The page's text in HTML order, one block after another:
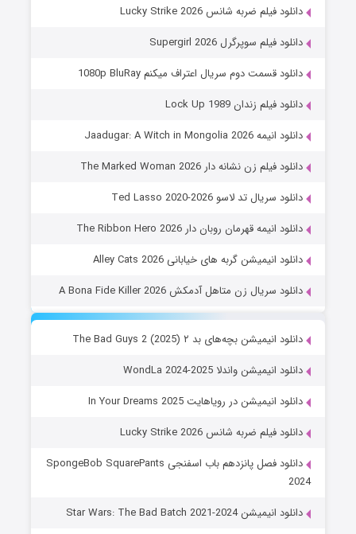
دانلود فیلم ضربه شانس Lucky Strike 2026
دانلود فیلم سوپرگرل Supergirl 2026
دانلود قسمت دوم سریال اعتراف میکنم 1080p BluRay
دانلود فیلم زندان Lock Up 1989
دانلود انیمه Jaadugar: A Witch in Mongolia 2026
دانلود فیلم زن نشانه دار The Marked Woman 2026
دانلود سریال تد لاسو Ted Lasso 2020-2026
دانلود انیمه قهرمان روبان دار The Ribbon Hero 2026
دانلود انیمیشن گربه های خیابانی Alley Cats 2026
دانلود سریال زن متاهل آدمکش A Bona Fide Killer 2026
دانلود انیمیشن بچه‌های بد ۲ The Bad Guys 2 (2025)
دانلود انیمیشن واندلا WondLa 2024-2025
دانلود انیمیشن در رویاهایت In Your Dreams 2025
دانلود فیلم ضربه شانس Lucky Strike 2026
دانلود فصل پانزدهم باب اسفنجی SpongeBob SquarePants
2024
دانلود انیمیشن Star Wars: The Bad Batch 2021-2024